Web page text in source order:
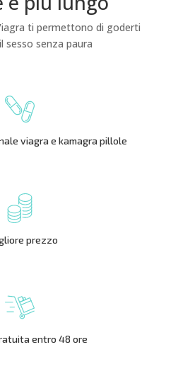
ti permettono di goderti
sesso senza paura
viagra e kamagra pillole
prezzo
entro 48 ore